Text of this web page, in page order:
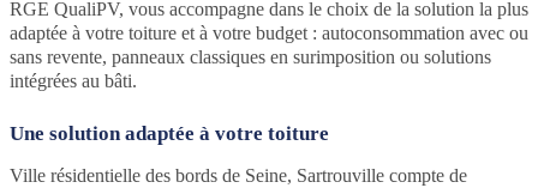
RGE QualiPV, vous accompagne dans le choix de la solution la plus
adaptée à votre toiture et à votre budget : autoconsommation avec ou
sans revente, panneaux classiques en surimposition ou solutions
intégrées au bâti.
Une solution adaptée à votre toiture
Ville résidentielle des bords de Seine, Sartrouville compte de